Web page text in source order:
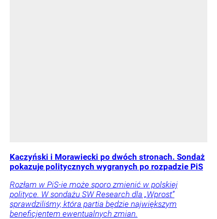
Kaczyński i Morawiecki po dwóch stronach. Sondaż
pokazuje politycznych wygranych po rozpadzie PiS
Rozłam w PiS-ie może sporo zmienić w polskiej
polityce. W sondażu SW Research dla „Wprost”
sprawdziliśmy, która partia będzie największym
beneficjentem ewentualnych zmian.